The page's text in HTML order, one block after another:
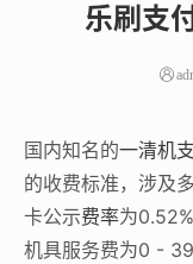
乐刷支
国内知名的一清机
的收费标准，涉及
卡公示费率为
机具服务费为0 -